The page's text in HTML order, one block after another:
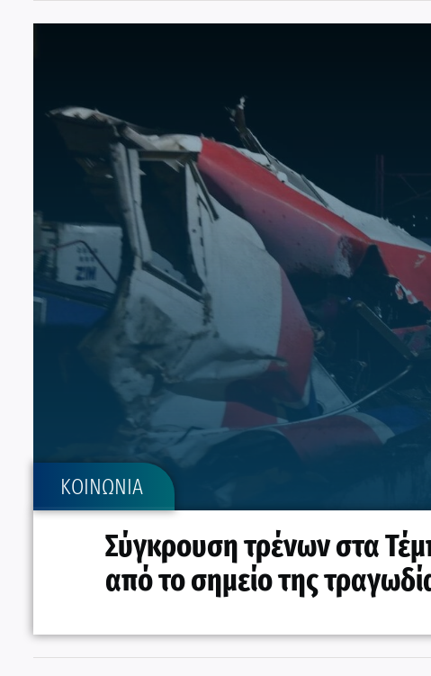
ΚΟΙΝΩΝΙΑ
Σύγκρουση τρένων στα
από το σημείο της